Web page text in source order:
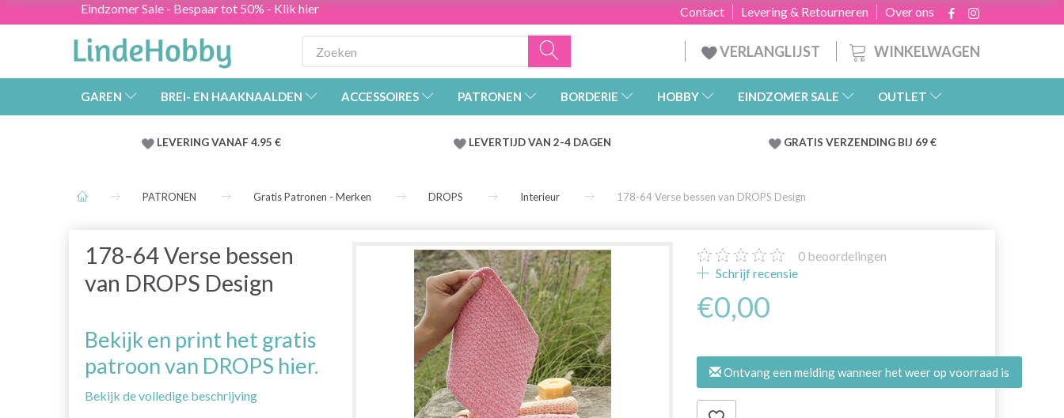
Eindzomer Sale - Bespaar tot 50% - Klik hier Over ons
Levering & Retourneren
Contact
WINKELWAGEN
VERLANGLIJST
GAREN BREI- EN HAAKNAALDEN ACCESSOIRES PATRONEN BORDERIE HOBBY EINDZOMER SALE OUTLET
LEVERING VANAF 4.95 € LEVERTIJD VAN 2-4 DAGEN GRATIS VERZENDING BIJ 69 €
PATRONEN Gratis Patronen - Merken DROPS Interieur 178-64 Verse bessen van DROPS Design
178-64 Verse bessen
van DROPS Design
Bekijk en print het gratis
patroon van DROPS hier.
Bekijk de volledige beschrijving
0 beoordelingen
Schrijf recensie
€0,00
Ontvang een melding wanneer het weer op voorraad is